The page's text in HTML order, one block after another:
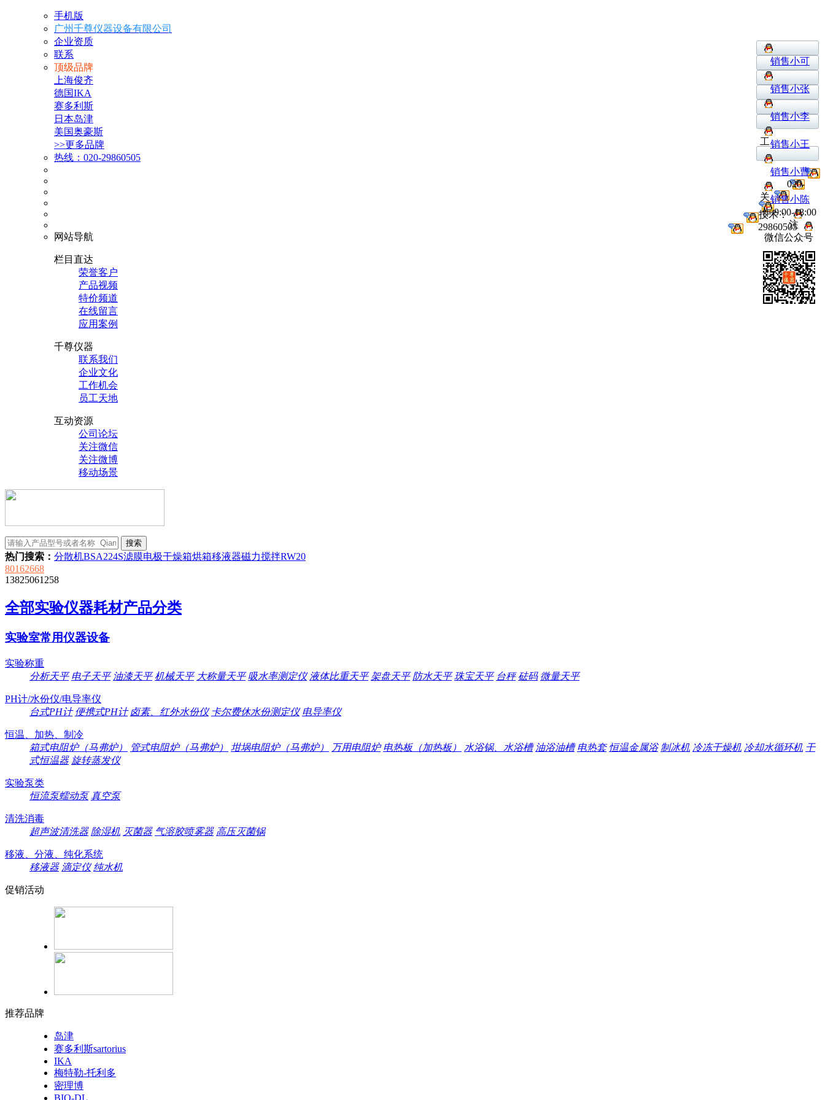
手机版
广州千尊仪器设备有限公司
企业资质
联系
顶级品牌
上海俊齐
德国IKA
赛多利斯
日本岛津
美国奥豪斯
>>更多品牌
热线：020-29860505
网站导航
栏目直达
荣誉客户
产品视频
特价频道
在线留言
应用案例
千尊仪器
联系我们
企业文化
工作机会
员工天地
互动资源
公司论坛
关注微信
关注微博
移动场景
热门搜索： 分散机BSA224S滤膜电极干燥箱烘箱移液器磁力搅拌RW20
80162668
13825061258
全部实验仪器耗材产品分类
实验室常用仪器设备
实验称重
分析天平 电子天平 油漆天平 机械天平 大称量天平 吸水率测定仪 液体比重天平 架盘天平 防水天平 珠宝天平 台秤 砝码 微量天平
PH计/水份仪/电导率仪
台式PH计 便携式PH计 卤素、红外水份仪 卡尔费休水份测定仪 电导率仪
恒温、加热、制冷
箱式电阻炉（马弗炉）
管式电阻炉（马弗炉） 坩埚电阻炉（马弗炉） 万用电阻炉 电热板（加热板） 水浴锅、水浴槽 油浴油槽 电热套 恒温金属浴 制冰机 冷冻干燥机 冷却水循环机 干
式恒温器 旋转蒸发仪
实验泵类
恒流泵蠕动泵 真空泵
清洗消毒
超声波清洗器 除湿机 灭菌器 气溶胶喷雾器 高压灭菌锅
移液、分液、纯化系统
移液器 滴定仪 纯水机
促销活动
推荐品牌
岛津
赛多利斯sartorius
IKA
梅特勒-托利多
密理博
BIO-DL
销售小可
销售小张
销售小李
销售小王
销售小曹
销售小陈
工
作:9:00-18:00
技术：
020-
29860505
关
注
微信公众号